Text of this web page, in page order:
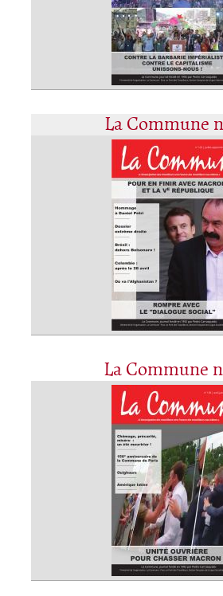
La Commune
La Commune